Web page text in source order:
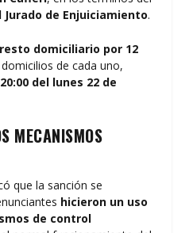
de Enjuiciamiento.
domiciliario por 12
de cada uno,
del lunes 22 de
MECANISMOS
que la sanción se
hicieron un uso
de control